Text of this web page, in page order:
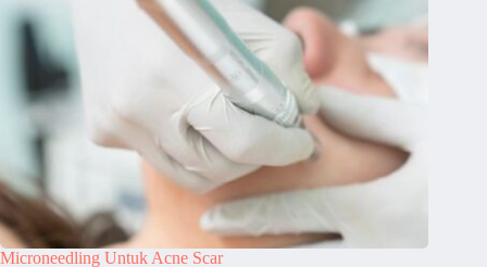
Microneedling Untuk Acne Scar